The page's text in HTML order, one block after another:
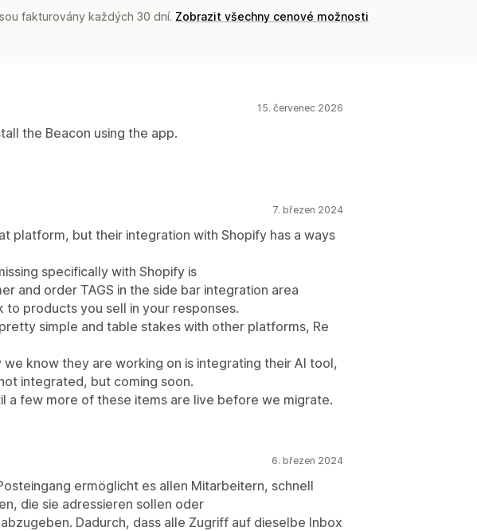
fakturovány každých 30 dní. Zobrazit všechny cenové možnosti
15. červenec 2026
the Beacon using the app.
7. březen 2024
platform, but their integration with Shopify has a ways
specifically with Shopify is
and order TAGS in the side bar integration area
to products you sell in your responses.
simple and table stakes with other platforms, Re
know they are working on is integrating their AI tool,
integrated, but coming soon.
a few more of these items are live before we migrate.
6. březen 2024
ermöglicht es allen Mitarbeitern, schnell
die sie adressieren sollen oder
Dadurch, dass alle Zugriff auf dieselbe Inbox